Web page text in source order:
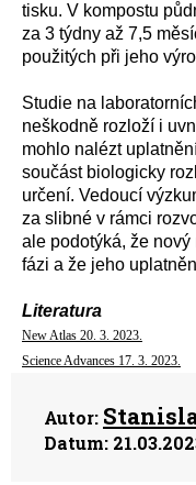
tisku. V kompostu
za 3 týdny až 7,5
použitých při jeho
Studie na
neškodně rozloží i
mohlo nalézt
součást biologicky
určení. Vedoucí
za slibné v rámci
ale podotýká, že
fázi a že jeho
Literatura
New Atlas 20. 3. 2023.
Science Advances 17. 3. 2023.
Autor:
Datum: